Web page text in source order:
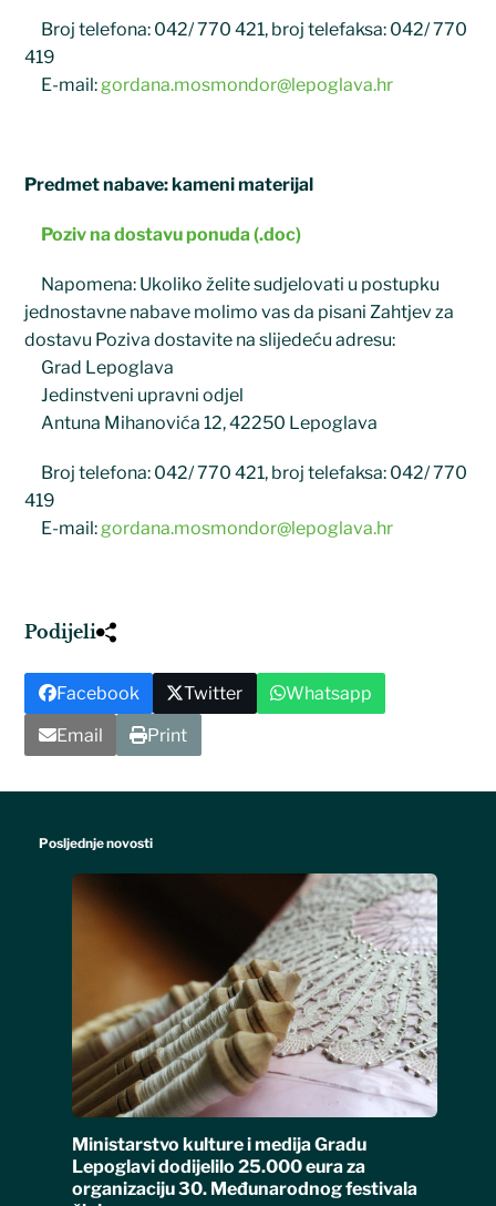
Broj telefona: 042/ 770 421, broj telefaksa: 042/ 770
419
E-mail:gordana.mosmondor@lepoglava.hr
Predmet nabave: kameni materijal
Poziv na dostavu ponuda (.doc)
Napomena: Ukoliko želite sudjelovati u postupku
jednostavne nabave molimo vas da pisani Zahtjev za
dostavu Poziva dostavite na slijedeću adresu:
Grad Lepoglava
Jedinstveni upravni odjel
Antuna Mihanovića 12, 42250 Lepoglava
Broj telefona: 042/ 770 421, broj telefaksa: 042/ 770
419
E-mail:gordana.mosmondor@lepoglava.hr
Podijeli
Facebook Twitter
Whatsapp
Email
Print
Posljednje novosti
Ministarstvo kulture i medija Gradu
Lepoglavi dodijelilo 25.000 eura za
organizaciju 30. Međunarodnog festivala